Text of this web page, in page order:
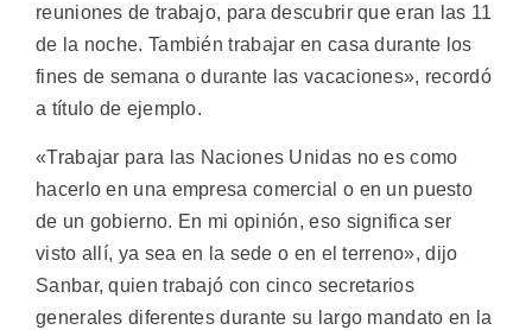
reuniones de trabajo, para descubrir que eran las 11
de la noche. También trabajar en casa durante los
fines de semana o durante las vacaciones», recordó
a título de ejemplo.
«Trabajar para las Naciones Unidas no es como
hacerlo en una empresa comercial o en un puesto
de un gobierno. En mi opinión, eso significa ser
visto allí, ya sea en la sede o en el terreno», dijo
Sanbar, quien trabajó con cinco secretarios
generales diferentes durante su largo mandato en la